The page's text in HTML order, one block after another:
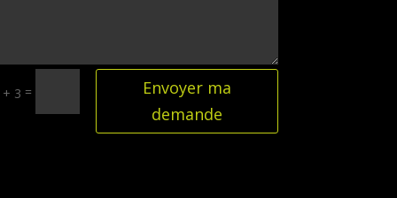
3 =
Envoyer ma
demande